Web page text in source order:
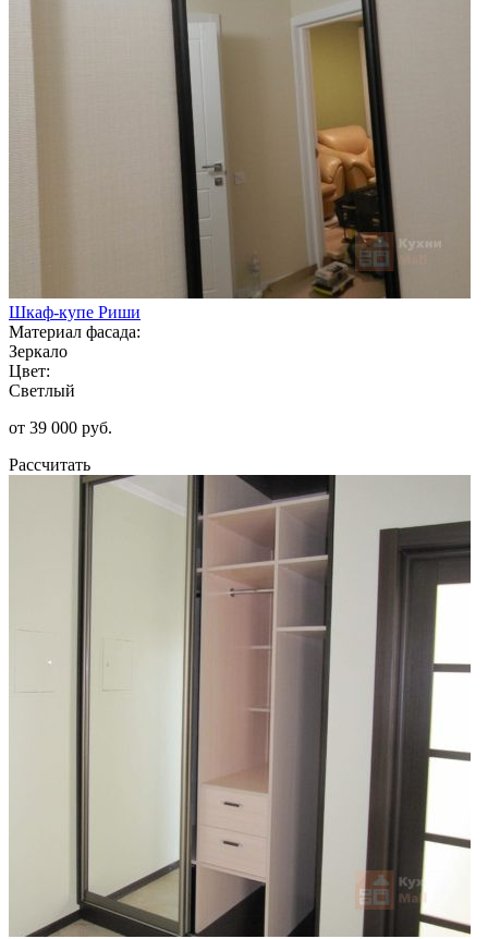
Шкаф-купе Риши
Материал фасада:
Зеркало
Цвет:
Светлый
от 39 000 руб.
Рассчитать